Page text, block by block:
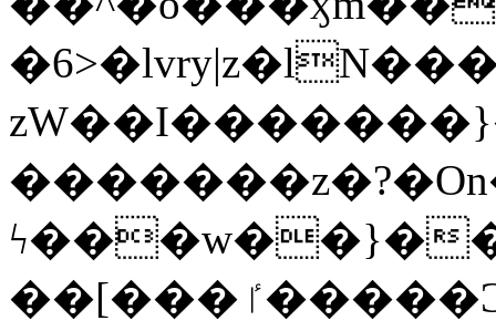
ϟ���w��}�
��[���ٵ�����Ͻ���������x�ս��Apq�����޻�V����O�cp����ٝy{����:�k�ןNݯOOCyx6���&���?